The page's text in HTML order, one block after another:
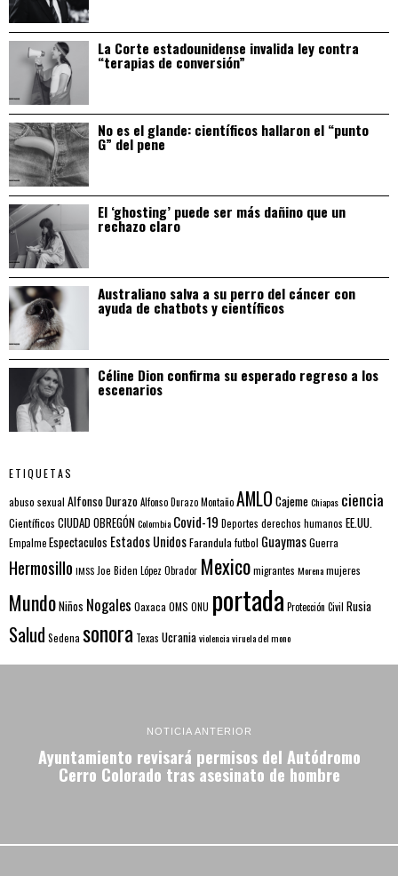
La Corte estadounidense invalida ley contra
“terapias de conversión”
No es el glande: científicos hallaron el “punto
G” del pene
El ‘ghosting’ puede ser más dañino que un
rechazo claro
Australiano salva a su perro del cáncer con
ayuda de chatbots y científicos
Céline Dion confirma su esperado regreso a los
escenarios
ETIQUETAS
abuso sexual Alfonso DurazoAlfonso Durazo MontañoAMLO CajemeChiapas ciencia
Científicos CIUDAD OBREGÓNColombia Covid-19 Deportes derechos humanos EE.UU.
EmpalmeEspectaculos Estados UnidosFarandulafutbol GuaymasGuerra
Hermosillo IMSS Joe Biden López Obrador Mexicomigrantes Morenamujeres
MundoNiños Nogales Oaxaca OMS ONU portada Protección Civil Rusia
Salud Sedena sonora Texas Ucraniaviolenciaviruela del mono
NOTICIA ANTERIOR
Ayuntamiento revisará permisos del Autódromo
Cerro Colorado tras asesinato de hombre